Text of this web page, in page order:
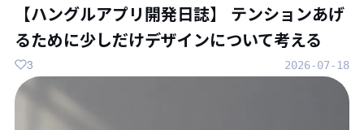
【ハングルアプリ開発日誌】 テンションあげ
るために少しだけデザインについて考える
2026-07-18
3